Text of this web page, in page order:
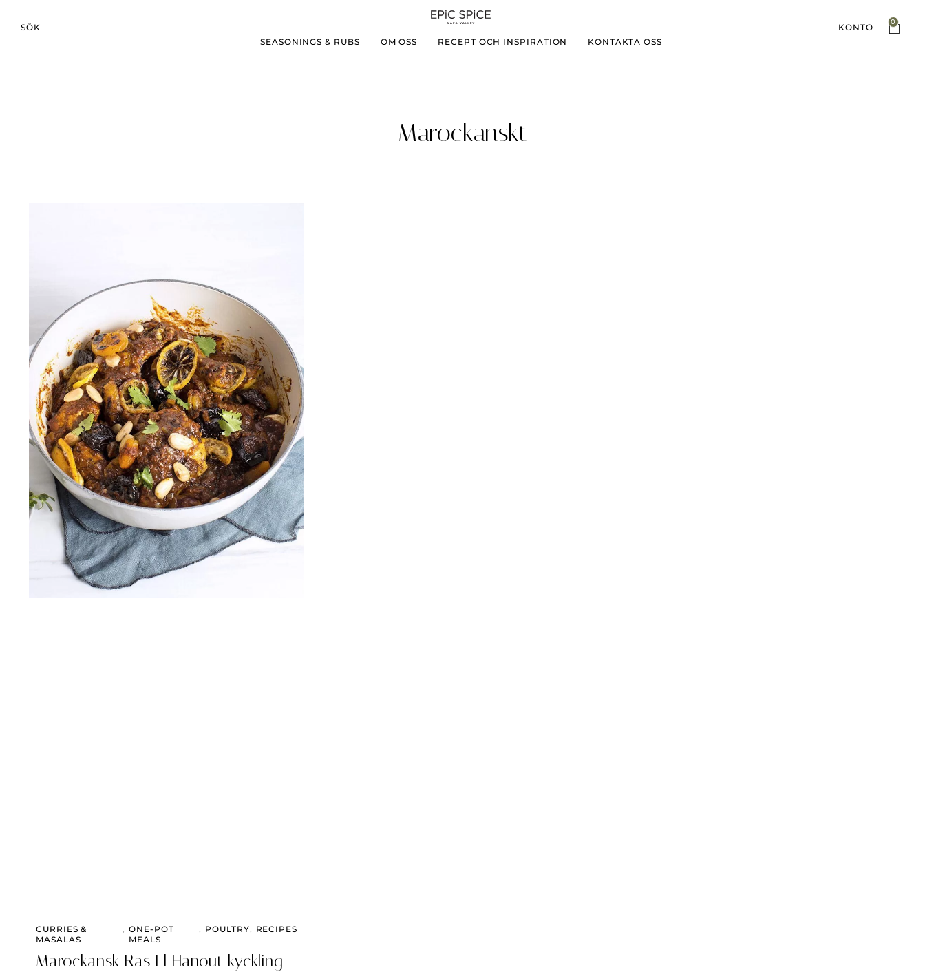
SÖK
SEASONINGS & RUBS
OM OSS RECEPT OCH INSPIRATION KONTAKTA OSS
KONTO
0
Marockanskt
CURRIES &
MASALAS
, ONE-POT
MEALS
, POULTRY, RECIPES
Marockansk Ras El Hanout kyckling